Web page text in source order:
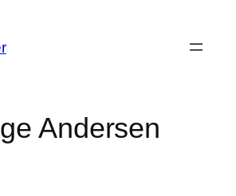
Andersen